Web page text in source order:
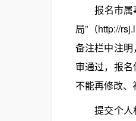
报名市属事
局”（http://
备注栏中注
审通过，报
不能再修改、
提交个人相